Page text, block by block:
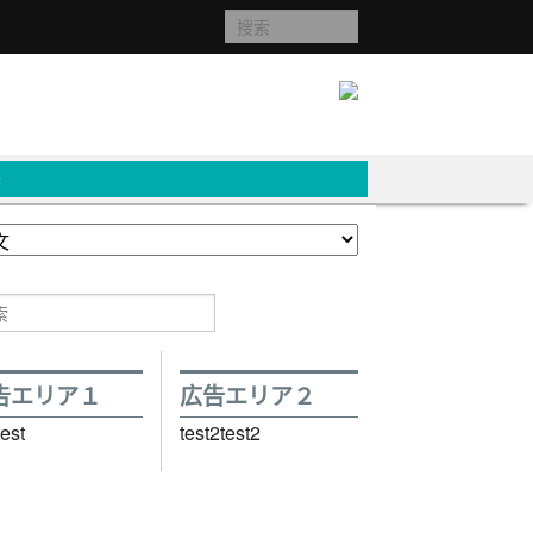
エリア１ 広告エリア２
test2test2